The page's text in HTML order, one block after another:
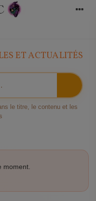
ET ACTUALITÉS
le titre, le contenu et les
moment.